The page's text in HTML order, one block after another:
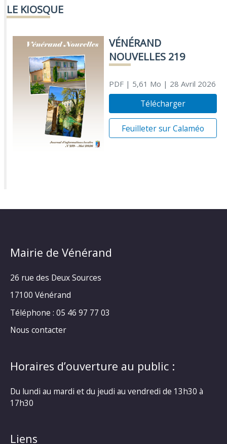
LE KIOSQUE
VÉNÉRAND
NOUVELLES 219
PDF| 5,61 Mo | 28 Avril 2026
Télécharger
Feuilleter sur Calaméo
Mairie de Vénérand
26 rue des Deux Sources
17100 Vénérand
Téléphone : 05 46 97 77 03
Nous contacter
Horaires d’ouverture au public :
Du lundi au mardi et du jeudi au vendredi de 13h30 à
17h30
Liens